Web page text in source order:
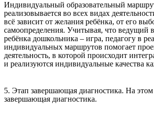
Индивидуальный образовательный
реализовывается во всех видах
всё зависит от желания ребёнка, от его
самоопределения. Учитывая, что ведущий
ребёнка дошкольника – игра, педагогу в
индивидуальных маршрутов помогает
деятельность, в которой происходит
и реализуются индивидуальные качества
5. Этап завершающая диагностика. На этом
завершающая диагностика.